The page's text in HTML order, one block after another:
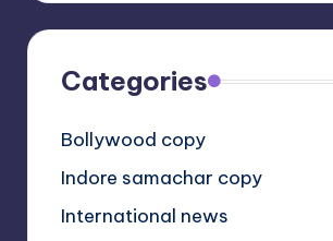
Categories
Bollywood copy
Indore samachar copy
International news